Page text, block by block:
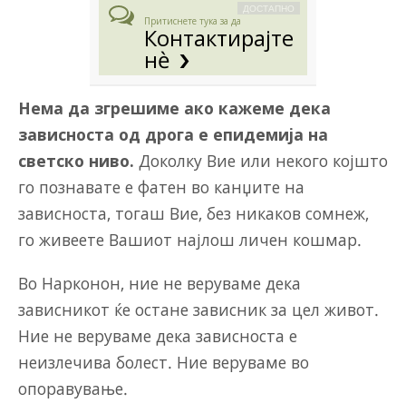
ДОСТАПНО
Притиснете тука за да
Контактирајте
нè
Нема да згрешиме ако кажеме дека
зависноста од дрога е епидемија на
светско ниво. Доколку Вие или некого којшто
го познавате е фатен во канџите на
зависноста, тогаш Вие, без никаков сомнеж,
го живеете Вашиот најлош личен кошмар.
Во Нарконон, ние не веруваме дека
зависникот ќе остане зависник за цел живот.
Ние не веруваме дека зависноста е
неизлечива болест. Ние веруваме во
опоравување.